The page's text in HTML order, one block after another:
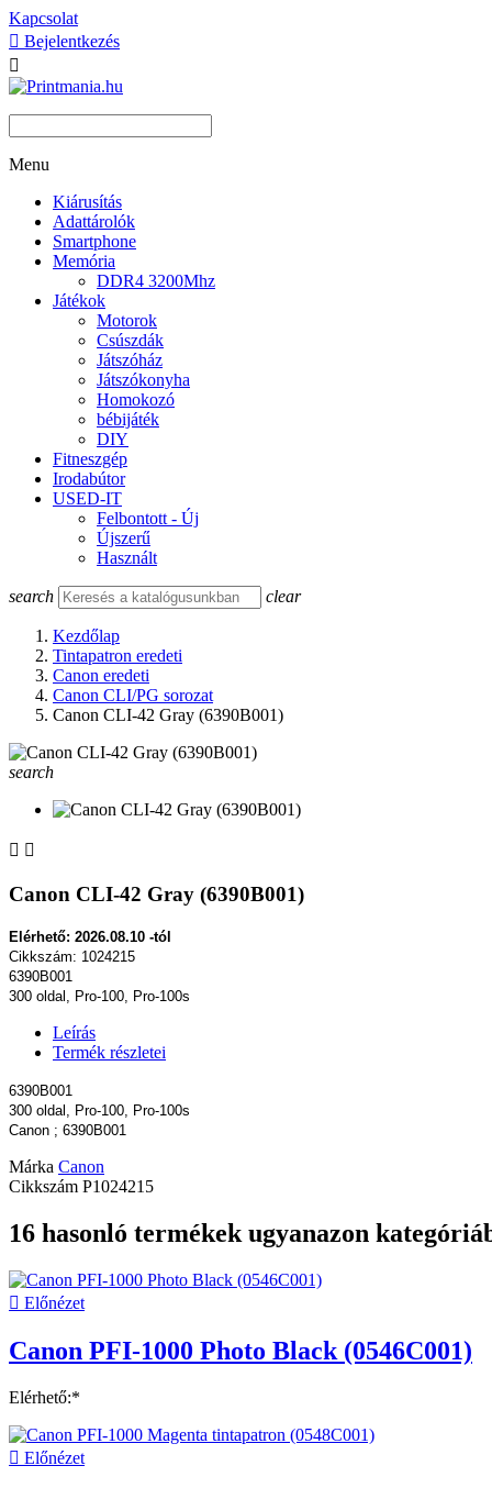
Kapcsolat
 Bejelentkezés

Menu
Kiárusítás
Adattárolók
Smartphone
Memória
DDR4 3200Mhz
Játékok
Motorok
Csúszdák
Játszóház
Játszókonyha
Homokozó
bébijáték
DIY
Fitneszgép
Irodabútor
USED-IT
Felbontott - Új
Újszerű
Használt
search clear
Kezdőlap
Tintapatron eredeti
Canon eredeti
Canon CLI/PG sorozat
Canon CLI-42 Gray (6390B001)
search
 
Canon CLI-42 Gray (6390B001)
Elérhető: 2026.08.10 -tól
Cikkszám: 1024215
6390B001
300 oldal, Pro-100, Pro-100s
Leírás
Termék részletei
6390B001
300 oldal, Pro-100, Pro-100s
Canon ; 6390B001
Márka Canon
Cikkszám P1024215
16 hasonló termékek ugyanazon
 Előnézet
Canon PFI-1000 Photo Black (0546C001)
Elérhető:*
 Előnézet